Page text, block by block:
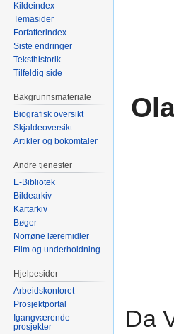
Da
Kildeindex
Temasider
Forfatterindex
Siste endringer
Teksthistorik
Tilfeldig side
Bakgrunnsmateriale
Biografisk oversikt
Skjaldeoversikt
Artikler og bokomtaler
Andre tjenester
E-Bibliotek
Bildearkiv
Kartarkiv
Bøger
Norrøne læremidler
Film og underholdning
Hjelpesider
Arbeidskontoret
Prosjektportal
Igangværende
prosjekter